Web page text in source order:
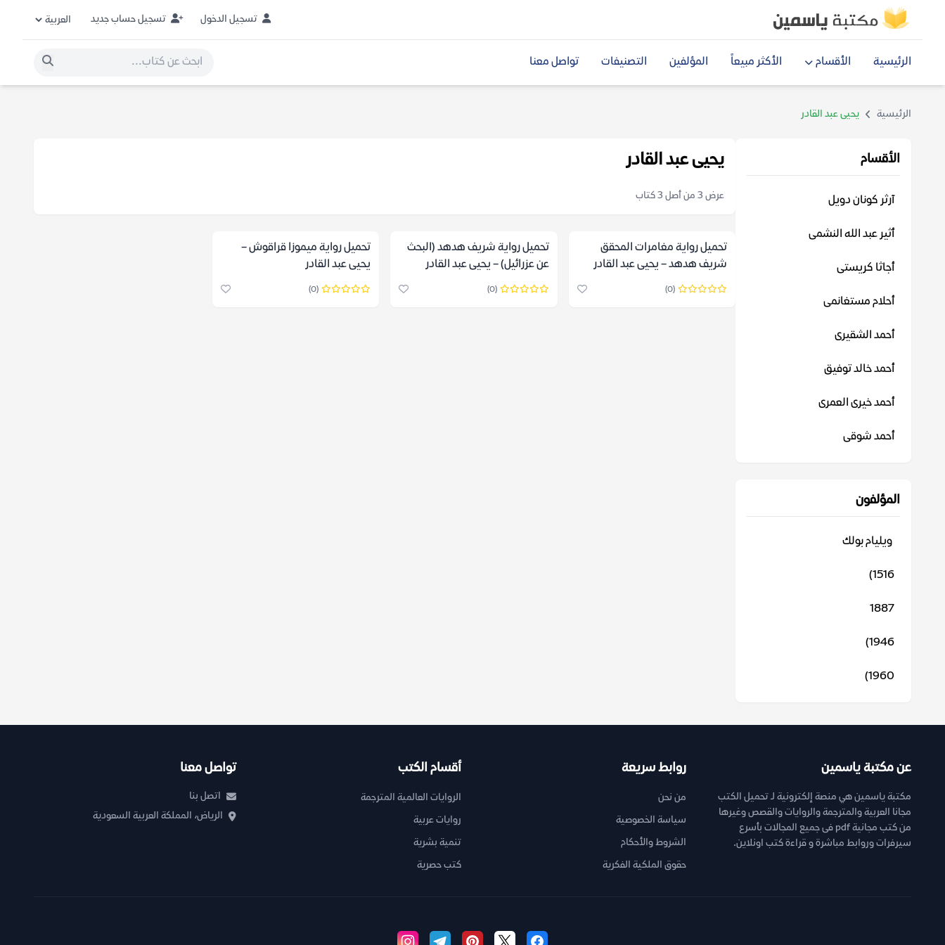
تسجيل الدخول تسجيل حساب جديد
الرئيسية الأقسام الأكثر مبيعاً المؤلفين التصنيفات تواصل معنا
الرئيسية يحيى عبد القادر
الأقسام
آرثر كونان دويل
أثير عبد الله النشمى
أجاثا كريستى
أحلام مستغانمى
أحمد الشقيرى
أحمد خالد توفيق
أحمد خيرى العمرى
أحمد شوقى
المؤلفون
‬ ويليام بولك
1516)
1887
1946)
1960)
يحيى عبد القادر
عرض 3 من أصل 3 كتاب
تحميل رواية مغامرات المحقق
شريف هدهد – يحيى عبد القادر
(0)
تحميل رواية شريف هدهد (البحث
عن عزرائيل) – يحيى عبد القادر
(0)
تحميل رواية ميموزا قراقوش –
يحيى عبد القادر
(0)
عن مكتبة ياسمين
مكتبة ياسمين هي منصة إلكترونية لـ تحميل الكتب
مجانا العربية والمترجمة والروايات والقصص وغيرها
من كتب مجانية pdf فى جميع المجالات بأسرع
سيرفرات وروابط مباشرة و قراءة كتب اونلاين.
روابط سريعة
من نحن
سياسة الخصوصية
الشروط والأحكام
حقوق الملكية الفكرية
أقسام الكتب
الروايات العالمية المترجمة
روايات عربية
تنمية بشرية
كتب حصرية
تواصل معنا
اتصل بنا
الرياض، المملكة العربية السعودية